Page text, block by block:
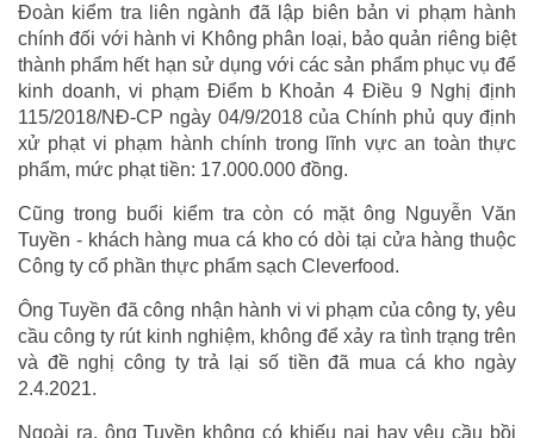
Đoàn kiểm tra liên ngành đã lập biên bản vi phạm hành
chính đối với hành vi Không phân loại, bảo quản riêng biệt
thành phẩm hết hạn sử dụng với các sản phẩm phục vụ để
kinh doanh, vi phạm Điểm b Khoản 4 Điều 9 Nghị định
115/2018/NĐ-CP ngày 04/9/2018 của Chính phủ quy định
xử phạt vi phạm hành chính trong lĩnh vực an toàn thực
phẩm, mức phạt tiền: 17.000.000 đồng.
Cũng trong buổi kiểm tra còn có mặt ông Nguyễn Văn
Tuyền - khách hàng mua cá kho có dòi tại cửa hàng thuộc
Công ty cổ phần thực phẩm sạch Cleverfood.
Ông Tuyền đã công nhận hành vi vi phạm của công ty, yêu
cầu công ty rút kinh nghiệm, không để xảy ra tình trạng trên
và đề nghị công ty trả lại số tiền đã mua cá kho ngày
2.4.2021.
Ngoài ra, ông Tuyền không có khiếu nại hay yêu cầu bồi